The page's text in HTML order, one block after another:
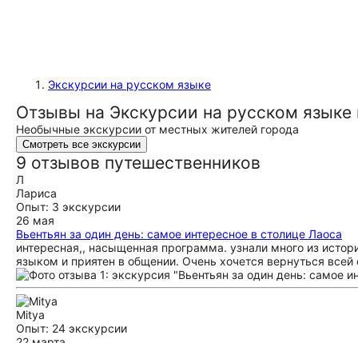
Экскурсии на русском языке
Отзывы на Экскурсии на русском языке
Необычные экскурсии от местных жителей города
Смотреть все экскурсии
9 отзывов путешественников
Л
Лариса
Опыт: 3 экскурсии
26 мая
Вьентьян за один день: самое интересное в столице Лаоса
интересная,, насыщенная программа. узнали много из
языком и приятен в общении. Очень хочется вернуться всей
Mitya
Опыт: 24 экскурсии